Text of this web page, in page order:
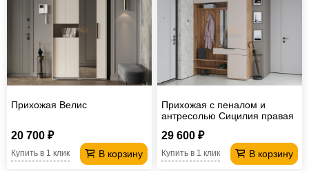
Прихожая Велис
20 700 ₽
В корзину
Купить в 1 клик
Прихожая с пеналом и
антресолью Сицилия правая
29 600 ₽
В корзину
Купить в 1 клик